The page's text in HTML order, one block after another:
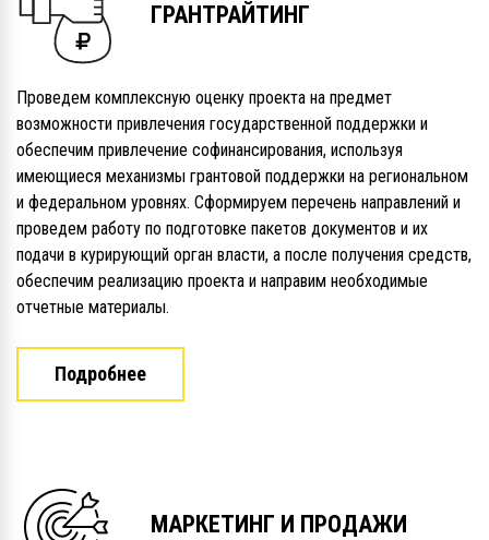
ГРАНТРАЙТИНГ
Проведем комплексную оценку проекта на предмет
возможности привлечения государственной поддержки и
обеспечим привлечение софинансирования, используя
имеющиеся механизмы грантовой поддержки на региональном
и федеральном уровнях. Сформируем перечень направлений и
проведем работу по подготовке пакетов документов и их
подачи в курирующий орган власти, а после получения средств,
обеспечим реализацию проекта и направим необходимые
отчетные материалы.
Подробнее
МАРКЕТИНГ И ПРОДАЖИ